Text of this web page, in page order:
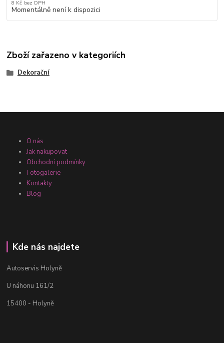
8 Kč bez DPH
Momentálně není k dispozici
Zboží zařazeno v kategoriích
Dekorační
O nás
Jak nakupovat
Obchodní podmínky
Fotogalerie
Kontakty
Blog
Kde nás najdete
Autoservis Holyně
U náhonu 161/2
15400 - Holyně